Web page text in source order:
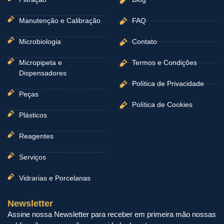
Manutenção e Calibração
Microbiologia
Micropipeta e
Dispensadores
Peças
Plásticos
Reagentes
Serviços
Vidrarias e Porcelanas
FAQ
Contato
Termos e Condições
Política de Privacidade
Política de Cookies
Newsletter
Assine nossa Newsletter para receber em primeira mão nossas